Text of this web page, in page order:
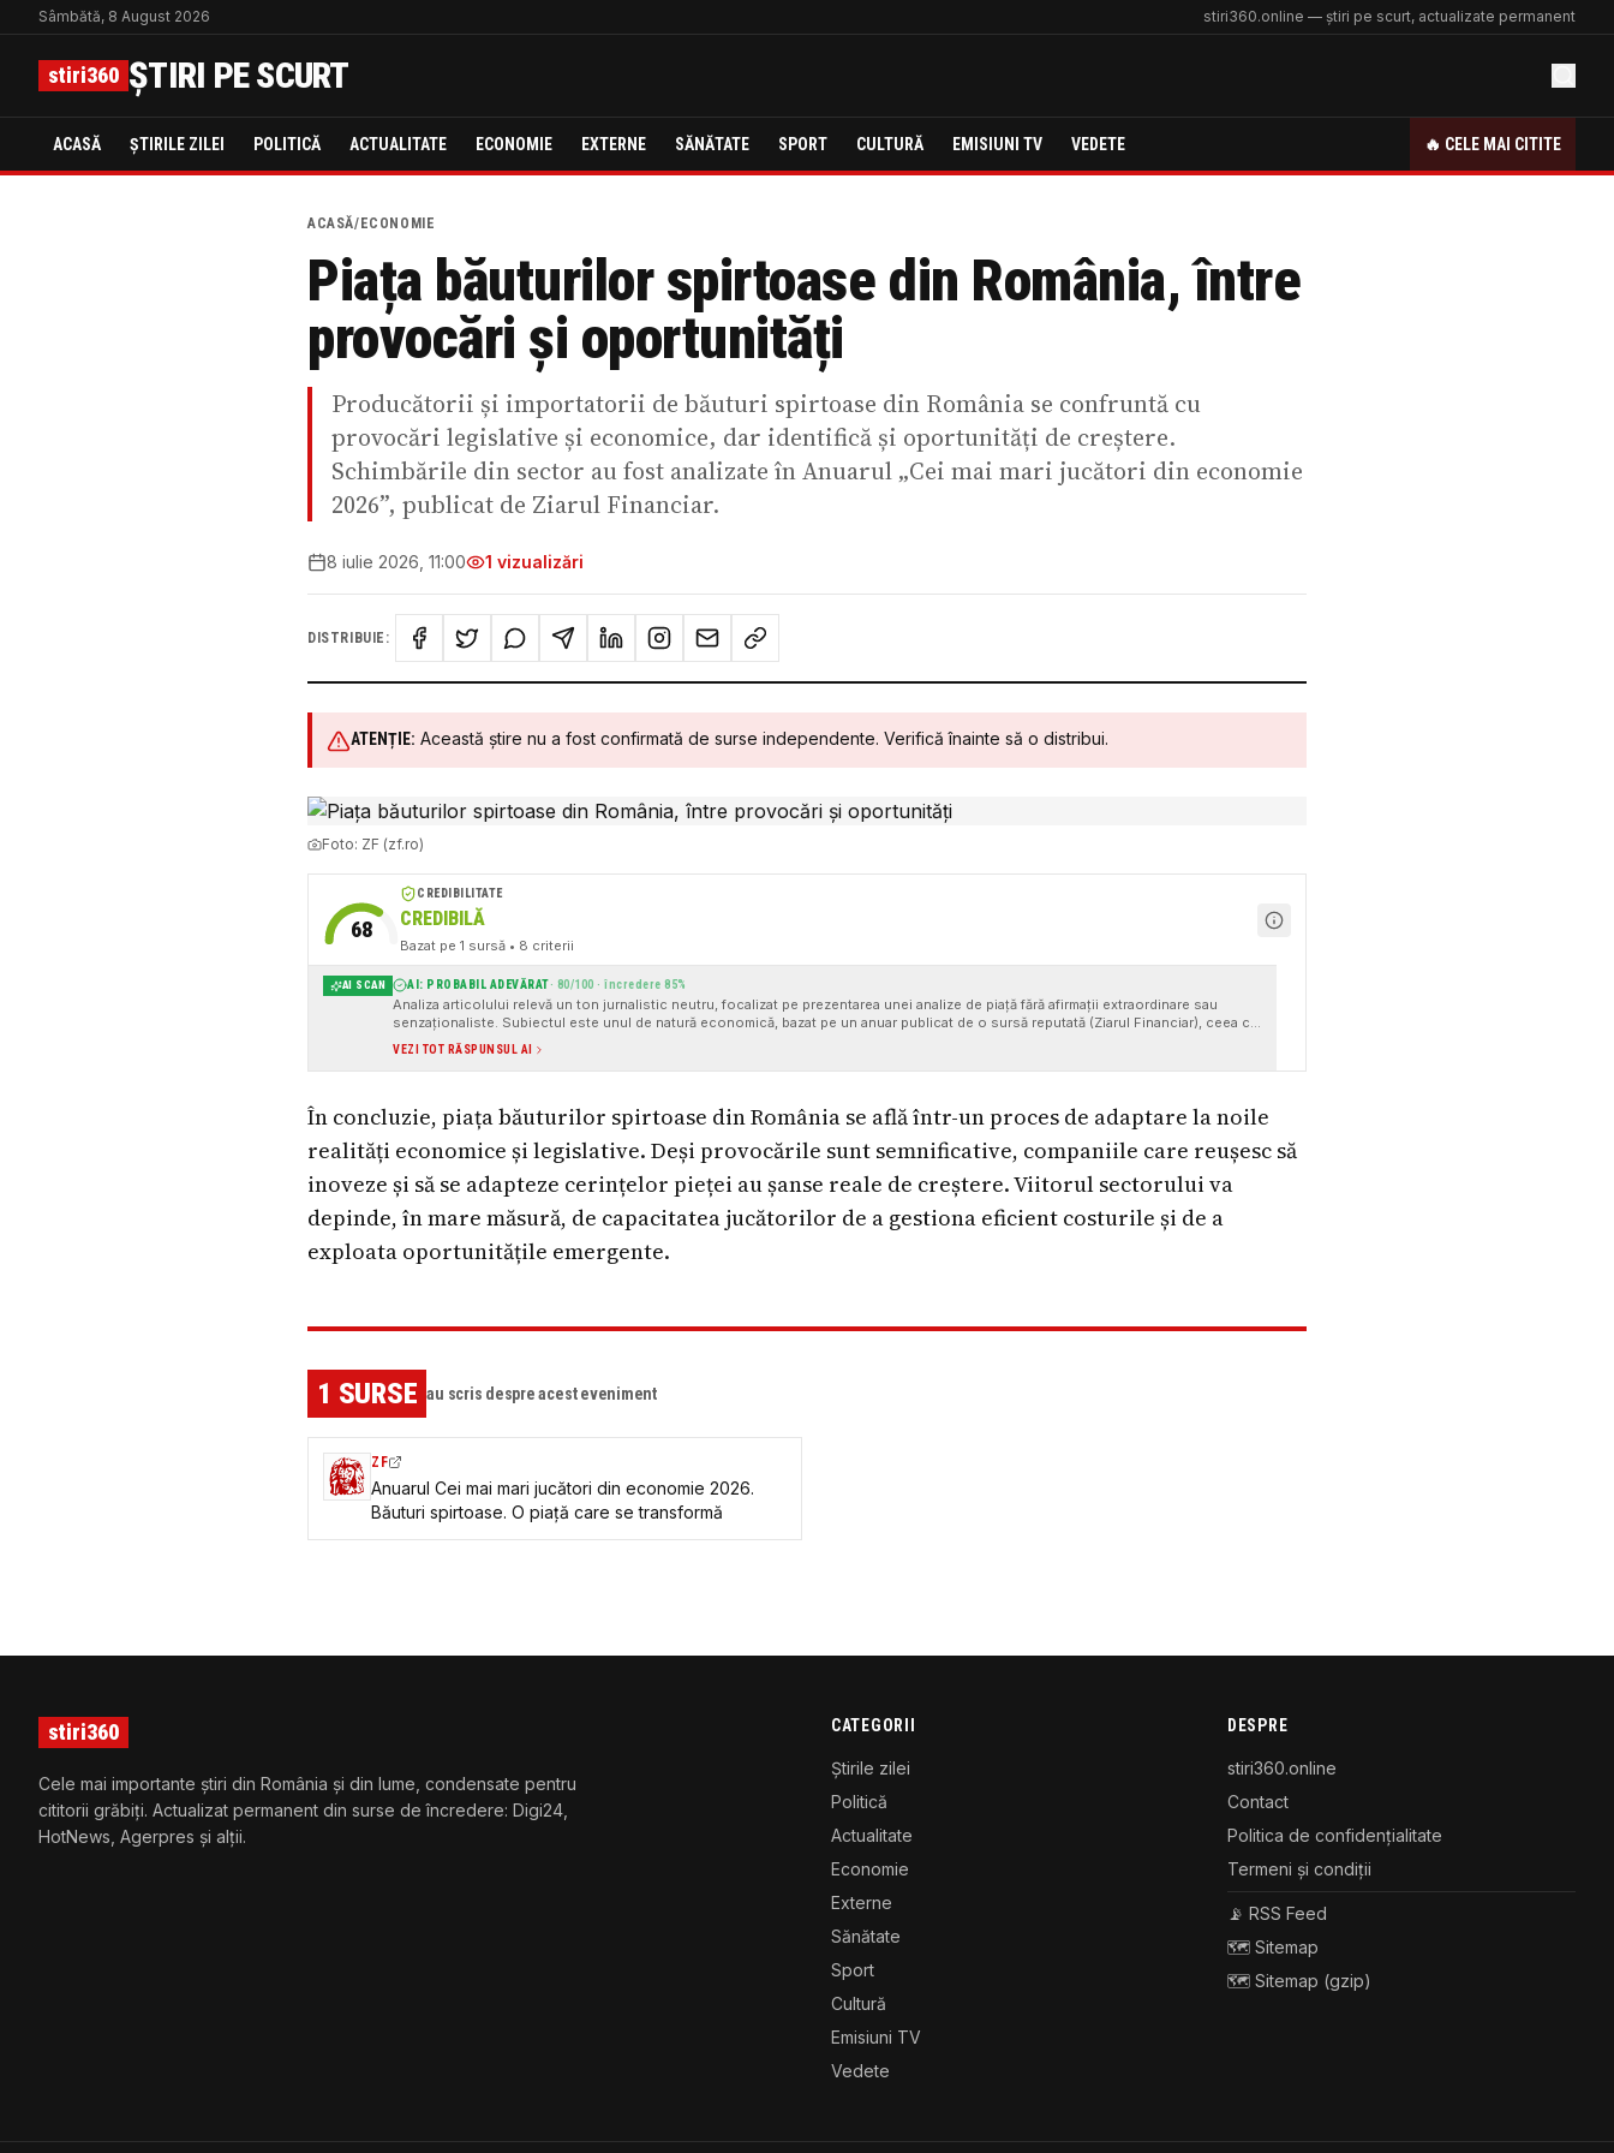
Sâmbătă, 8 August 2026 stiri360.online — știri pe scurt, actualizate permanent
stiri360 ȘTIRI PE SCURT
ACASĂ ȘTIRILE ZILEI POLITICĂ ACTUALITATE ECONOMIE EXTERNE SĂNĂTATE SPORT CULTURĂ EMISIUNI TV VEDETE 🔥 CELE MAI CITITE
ACASĂ/ ECONOMIE
Piața băuturilor spirtoase din România, între
provocări și oportunități
Producătorii și importatorii de băuturi spirtoase din România se confruntă cu
provocări legislative și economice, dar identifică și oportunități de creștere.
Schimbările din sector au fost analizate în Anuarul „Cei mai mari jucători din economie
2026”, publicat de Ziarul Financiar.
8 iulie 2026, 11:00 1 vizualizări
DISTRIBUIE:
ATENȚIE: Această știre nu a fost confirmată de surse independente. Verifică înainte să o distribui.
Foto: ZF (zf.ro)
68
CREDIBILITATE
CREDIBILĂ
Bazat pe 1 sursă • 8 criterii
AI SCAN AI: PROBABIL ADEVĂRAT· 80/100 · încredere85%
Analiza articolului relevă un ton jurnalistic neutru, focalizat pe prezentarea unei analize de piață fără afirmații extraordinare sau
senzaționaliste. Subiectul este unul de natură economică, bazat pe un anuar publicat de o sursă reputată (Ziarul Financiar), ceea ce
conferă credibilitate informațiilor prezentate. Nu există semnale clare de manipulare sau teorii conspirative. Cu toate acestea,
articolul ar fi putut beneficia de mai multe surse sau citate directe pentru a consolida și mai mult ver
VEZI TOT RĂSPUNSUL AI
În concluzie, piața băuturilor spirtoase din România se află într-un proces de adaptare la noile
realități economice și legislative. Deși provocările sunt semnificative, companiile care reușesc să
inoveze și să se adapteze cerințelor pieței au șanse reale de creștere. Viitorul sectorului va
depinde, în mare măsură, de capacitatea jucătorilor de a gestiona eficient costurile și de a
exploata oportunitățile emergente.
1 SURSE au scris despre acest eveniment
ZF
Anuarul Cei mai mari jucători din economie 2026.
Băuturi spirtoase. O piaţă care se transformă
stiri360
Cele mai importante știri din România și din lume, condensate pentru
cititorii grăbiți. Actualizat permanent din surse de încredere: Digi24,
HotNews, Agerpres și alții.
CATEGORII
Știrile zilei
Politică
Actualitate
Economie
Externe
Sănătate
Sport
Cultură
Emisiuni TV
Vedete
DESPRE
stiri360.online
Contact
Politica de confidențialitate
Termeni și condiții
📡 RSS Feed
🗺️ Sitemap
🗺️ Sitemap (gzip)